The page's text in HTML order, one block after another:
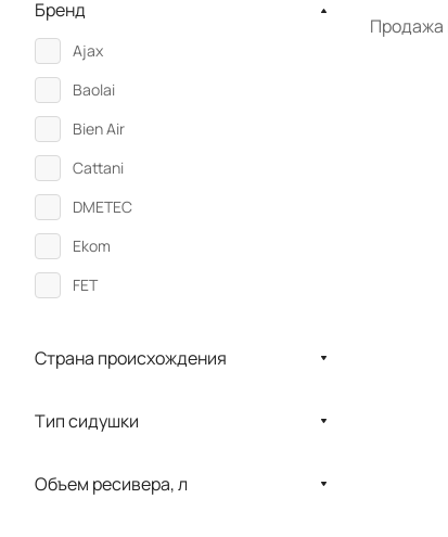
Продажа
Бренд
Ajax
Baolai
Bien Air
Cattani
DMETEC
Ekom
FET
Kavo
MEGADENTA
Страна происхождения
Тип сидушки
Объем ресивера, л